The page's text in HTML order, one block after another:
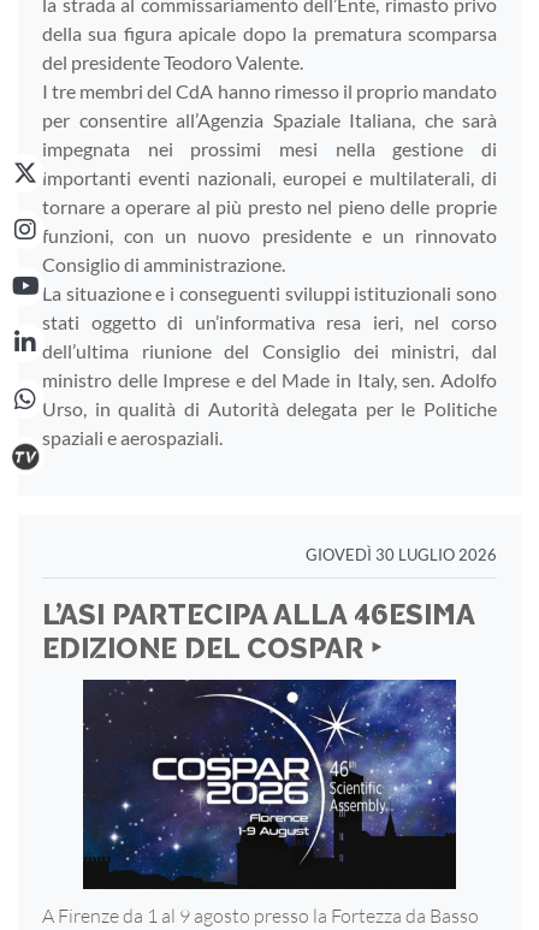
della sua figura apicale dopo la prematura scomparsa
del presidente Teodoro Valente.
I tre membri del CdA hanno rimesso il proprio mandato
per consentire all’Agenzia Spaziale Italiana, che sarà
impegnata nei prossimi mesi nella gestione di
importanti eventi nazionali, europei e multilaterali, di
tornare a operare al più presto nel pieno delle proprie
funzioni, con un nuovo presidente e un rinnovato
Consiglio di amministrazione.
La situazione e i conseguenti sviluppi istituzionali sono
stati oggetto di un’informativa resa ieri, nel corso
dell’ultima riunione del Consiglio dei ministri, dal
ministro delle Imprese e del Made in Italy, sen. Adolfo
Urso, in qualità di Autorità delegata per le Politiche
spaziali e aerospaziali.
GIOVEDÌ 30 LUGLIO 2026
L’ASI PARTECIPA ALLA 46ESIMA
EDIZIONE DEL COSPAR ‣
A Firenze da 1 al 9 agosto presso la Fortezza da Basso